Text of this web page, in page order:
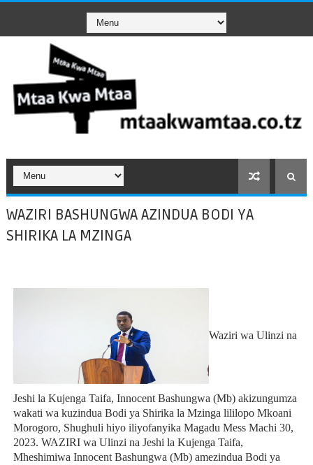
WAZIRI BASHUNGWA AZINDUA BODI YA
SHIRIKA LA MZINGA
Waziri wa Ulinzi na
Jeshi la Kujenga Taifa, Innocent Bashungwa (Mb) akizungumza
wakati wa kuzindua Bodi ya Shirika la Mzinga lililopo Mkoani
Morogoro, Shughuli hiyo iliyofanyika Magadu Mess Machi 30,
2023. WAZIRI wa Ulinzi na Jeshi la Kujenga Taifa,
Mheshimiwa Innocent Bashungwa (Mb) amezindua Bodi ya